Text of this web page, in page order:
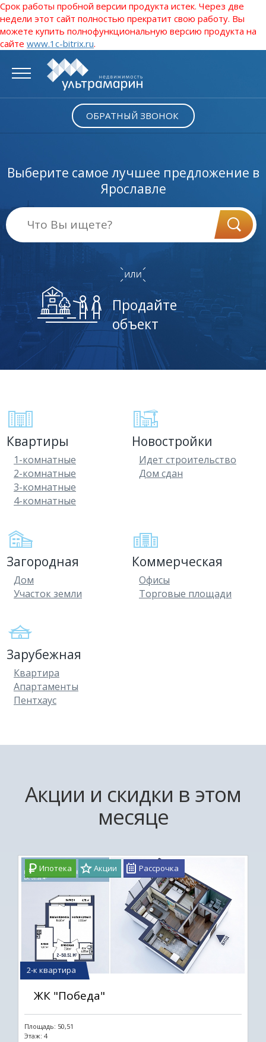
Срок работы пробной версии продукта истек. Через две
недели этот сайт полностью прекратит свою работу. Вы
можете купить полнофункциональную версию продукта на
сайте www.1c-bitrix.ru.
ОБРАТНЫЙ ЗВОНОК
Выберите самое лучшее предложение в
Ярославле
Продайте
объект
Квартиры
1-комнатные
2-комнатные
3-комнатные
4-комнатные
Новостройки
Идет строительство
Дом сдан
Загородная
Дом
Участок земли
Коммерческая
Офисы
Торговые площади
Зарубежная
Квартира
Апартаменты
Пентхаус
Акции и скидки в этом
месяце
Ипотека Акции Рассрочка
2-к квартира
ЖК "Победа"
Площадь: 50,51
Этаж: 4